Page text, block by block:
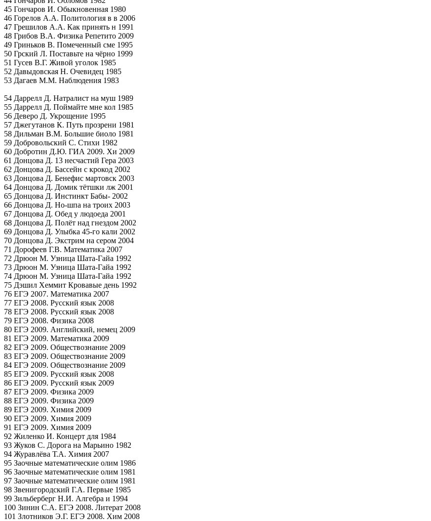
45 Гончаров И. Обыкновенная 1980
46 Горелов А.А. Политология в в 2006
47 Грешилов А.А. Как принять н 1991
48 Грибов В.А. Физика Репетито 2009
49 Гриньков В. Помеченный сме 1995
50 Грский Л. Поставьте на чёрно 1999
51 Гусев В.Г. Живой уголок 1985
52 Давыдовская Н. Очевидец 1985
53 Дагаев М.М. Наблюдения 1983
54 Даррелл Д. Натралист на муш 1989
55 Даррелл Д. Поймайте мне кол 1985
56 Деверо Д. Укрощение 1995
57 Джегутанов К. Путь прозрени 1981
58 Дильман В.М. Большие биоло 1981
59 Добровольский С. Стихи 1982
60 Добротин Д.Ю. ГИА 2009. Хи 2009
61 Донцова Д. 13 несчастий Гера 2003
62 Донцова Д. Бассейн с крокод 2002
63 Донцова Д. Бенефис мартовск 2003
64 Донцова Д. Домик тётшки лж 2001
65 Донцова Д. Инстинкт Бабы- 2002
66 Донцова Д. Но-шпа на троих 2003
67 Донцова Д. Обед у людоеда 2001
68 Донцова Д. Полёт над гнездом 2002
69 Донцова Д. Улыбка 45-го кали 2002
70 Донцова Д. Экстрим на сером 2004
71 Дорофеев Г.В. Математика 2007
72 Дрюон М. Узница Шата-Гайа 1992
73 Дрюон М. Узница Шата-Гайа 1992
74 Дрюон М. Узница Шата-Гайа 1992
75 Дэшил Хеммит Кровавые день 1992
76 ЕГЭ 2007. Математика 2007
77 ЕГЭ 2008. Русский язык 2008
78 ЕГЭ 2008. Русский язык 2008
79 ЕГЭ 2008. Физика 2008
80 ЕГЭ 2009. Английский, немец 2009
81 ЕГЭ 2009. Математика 2009
82 ЕГЭ 2009. Обществознание 2009
83 ЕГЭ 2009. Обществознание 2009
84 ЕГЭ 2009. Обществознание 2009
85 ЕГЭ 2009. Русский язык 2008
86 ЕГЭ 2009. Русский язык 2009
87 ЕГЭ 2009. Физика 2009
88 ЕГЭ 2009. Физика 2009
89 ЕГЭ 2009. Химия 2009
90 ЕГЭ 2009. Химия 2009
91 ЕГЭ 2009. Химия 2009
92 Жиленко И. Концерт для 1984
93 Жуков С. Дорога на Марьино 1982
94 Журавлёва Т.А. Химия 2007
95 Заочные математические олим 1986
96 Заочные математические олим 1981
97 Заочные математические олим 1981
98 Звенигородский Г.А. Первые 1985
99 Зильберберг Н.И. Алгебра и 1994
100 Зинин С.А. ЕГЭ 2008. Литерат 2008
101 Злотников Э.Г. ЕГЭ 2008. Хим 2008